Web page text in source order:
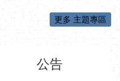
更多 主題專區
公告